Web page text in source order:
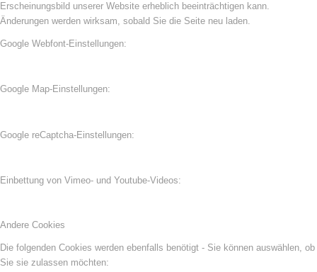
Erscheinungsbild unserer Website erheblich beeinträchtigen kann.
Änderungen werden wirksam, sobald Sie die Seite neu laden.
Google Webfont-Einstellungen:
Google Map-Einstellungen:
Google reCaptcha-Einstellungen:
Einbettung von Vimeo- und Youtube-Videos:
Andere Cookies
Die folgenden Cookies werden ebenfalls benötigt - Sie können auswählen, ob
Sie sie zulassen möchten: